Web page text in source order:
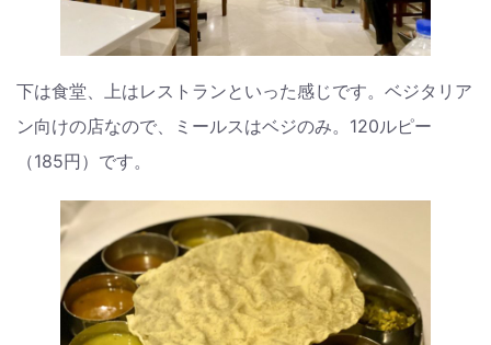
下は食堂、上はレストランといった感じです。ベジタリア
ン向けの店なので、ミールスはベジのみ。120ルピー
（185円）です。